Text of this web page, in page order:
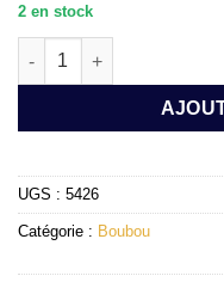
2 en stock
quantité de BOUBOU EN
UGS : 5426
Catégorie : Boubou